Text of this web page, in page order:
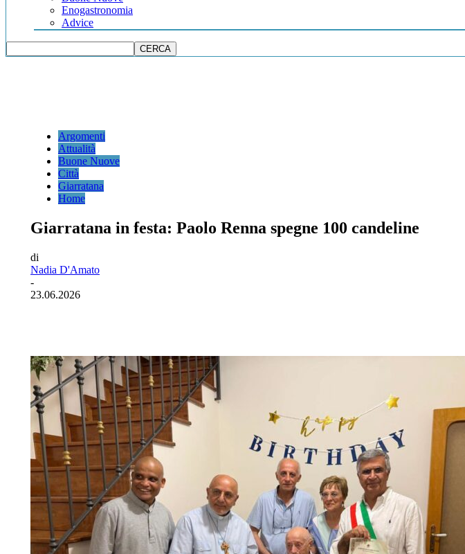
Enogastronomia
Advice
Argomenti
Attualità
Buone Nuove
Città
Giarratana
Home
Giarratana in festa: Paolo Renna spegne 100 candeline
di
Nadia D'Amato
-
23.06.2026